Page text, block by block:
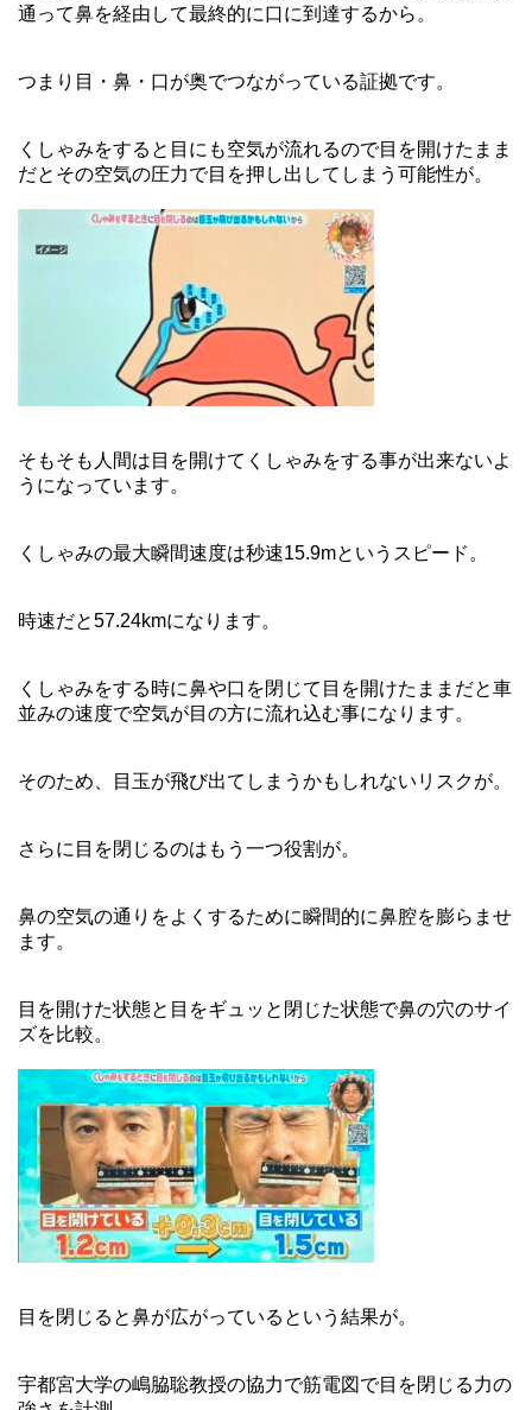
通って鼻を経由して最終的に口に到達するから。
つまり目・鼻・口が奥でつながっている証拠です。
くしゃみをすると目にも空気が流れるので目を開けたまま
だとその空気の圧力で目を押し出してしまう可能性が。
そもそも人間は目を開けてくしゃみをする事が出来ないよ
うになっています。
くしゃみの最大瞬間速度は秒速15.9mというスピード。
時速だと57.24kmになります。
くしゃみをする時に鼻や口を閉じて目を開けたままだと車
並みの速度で空気が目の方に流れ込む事になります。
そのため、目玉が飛び出てしまうかもしれないリスクが。
さらに目を閉じるのはもう一つ役割が。
鼻の空気の通りをよくするために瞬間的に鼻腔を膨らませ
ます。
目を開けた状態と目をギュッと閉じた状態で鼻の穴のサイ
ズを比較。
目を閉じると鼻が広がっているという結果が。
宇都宮大学の嶋脇聡教授の協力で筋電図で目を閉じる力の